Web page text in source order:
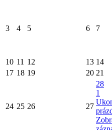
3 4 5 6 7
10 11 12 13 14
17 18 19 20 21
24 25 26 27
28
1